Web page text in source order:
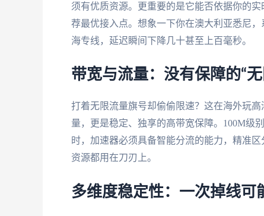
须有优质资源。更重要的是它能否依据你的
荐最优接入点。想象一下你在澳大利亚悉尼
海专线，延迟瞬间下降几十甚至上百毫秒。
带宽与流量：没有保障的“
打着无限流量旗号却偷偷限速？这在海外玩
量，更是稳定、独享的高带宽保障。100M级
时，加速器必须具备智能分流的能力，精准
资源都用在刀刃上。
多维度稳定性：一次掉线可